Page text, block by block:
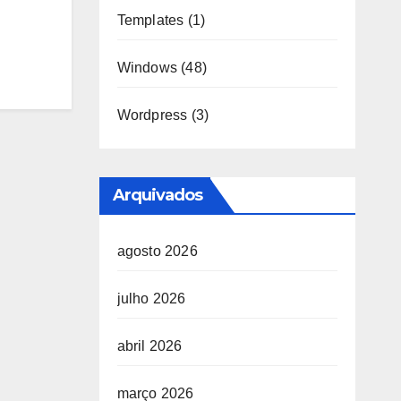
Templates (1)
Windows(48)
Wordpress (3)
Arquivados
agosto 2026
julho 2026
abril 2026
março 2026